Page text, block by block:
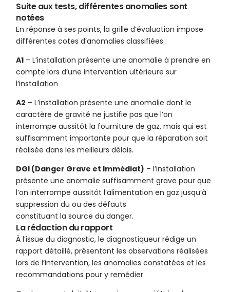
Suite aux tests, différentes anomalies sont
notées
En réponse à ses points, la grille d’évaluation impose
différentes cotes d’anomalies classifiées :
A1 – L’installation présente une anomalie à prendre en
compte lors d’une intervention ultérieure sur
l’installation
A2 – L’installation présente une anomalie dont le
caractère de gravité ne justifie pas que l’on
interrompe aussitôt la fourniture de gaz, mais qui est
suffisamment importante pour que la réparation soit
réalisée dans les meilleurs délais.
DGI (Danger Grave et Immédiat) – l’installation
présente une anomalie suffisamment grave pour que
l’on interrompe aussitôt l’alimentation en gaz jusqu’à
suppression du ou des défauts
constituant la source du danger.
La rédaction du rapport
À l’issue du diagnostic, le diagnostiqueur rédige un
rapport détaillé, présentant les observations réalisées
lors de l’intervention, les anomalies constatées et les
recommandations pour y remédier.